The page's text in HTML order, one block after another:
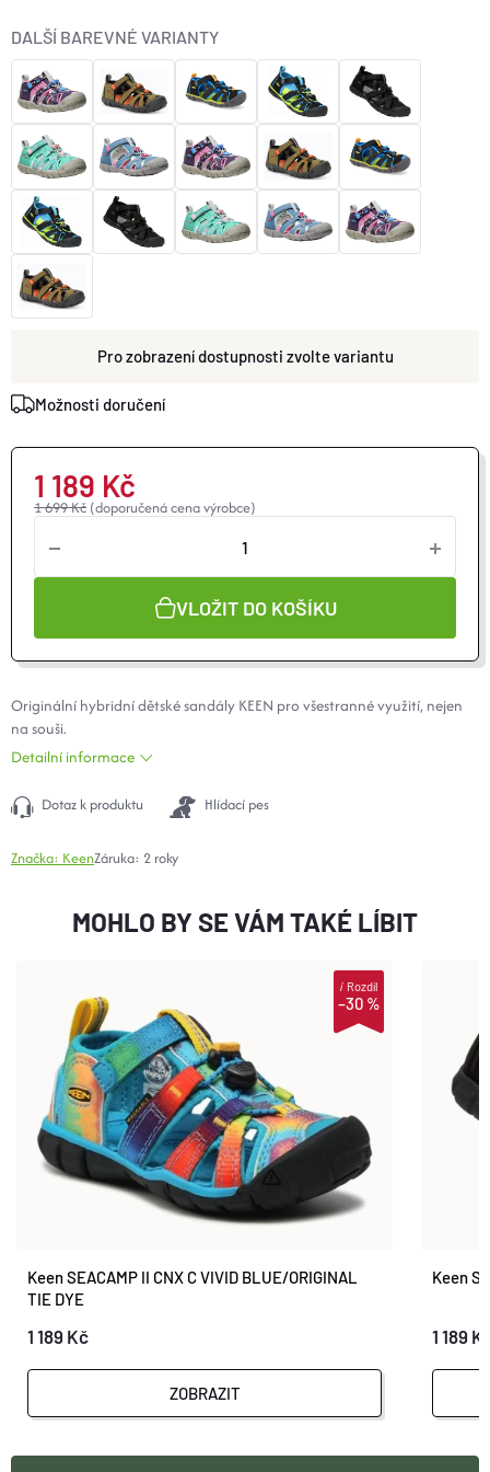
zvolte variantu
DALŠÍ BAREVNÉ VARIANTY
Možnosti doručení
1 699 Kč (doporučená cena výrobce)
1 189 Kč
VLOŽIT DO KOŠÍKU
Originální hybridní dětské sandály KEEN pro všestranné využití, nejen
na souši.
Detailní informace
Dotaz k produktu Hlídací pes
Značka: KeenZáruka: 2 roky
MOHLO BY SE VÁM TAKÉ LÍBIT
–30 %
iRozdíl
Keen SEACAMP II CNX C VIVID BLUE/ORIGINAL
TIE DYE
1 189 Kč
ZOBRAZIT
Keen
1 189